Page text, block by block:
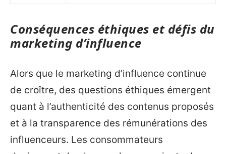
Conséquences éthiques et défis du
marketing d’influence
Alors que le marketing d’influence continue
de croître, des questions éthiques émergent
quant à l’authenticité des contenus proposés
et à la transparence des rémunérations des
influenceurs. Les consommateurs